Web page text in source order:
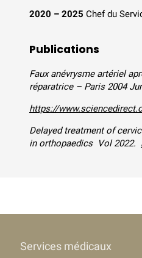
2020 – 2025 Chef du
Publications
Faux anévrysme artériel
réparatrice – Paris 2004
https://
Delayed treatment of
in orthopaedics Vol 2022.
Services médicaux